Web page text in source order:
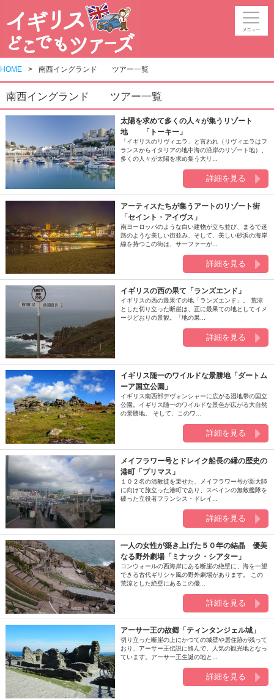
HOME 南西イングランド ツアー一覧
南西イングランド ツアー一覧
太陽を求めて多くの人々が集うリゾート
地 「トーキー」
「イギリスのリヴィエラ」と言われ（リヴィエラはフ
ランスからイタリアの地中海の沿岸のリゾート地）、
多くの人々が太陽を求め集う大リ...
詳細を見る
アーティスたちが集うアートのリゾート街
「セイント・アイヴス」
南ヨーロッパのような白い建物が立ち並び、まるで迷
路のような美しい街並み、そして、美しい砂浜の海岸
線を持つこの街は、サーファーが...
詳細を見る
イギリスの西の果て「ランズエンド」
イギリスの西の最果ての地「ランズエンド」。 荒涼
とした切り立った断崖は、正に最果ての地としてイメ
ージどおりの景観。「地の果...
詳細を見る
イギリス随一のワイルドな景勝地「ダートム
ーア国立公園」
イギリス南西部デヴォンシャーに広がる湿地帯の国立
公園。イギリス随一のワイルドな景色が広がる大自然
の景勝地。 そして、このワ...
詳細を見る
メイフラワー号とドレイク船長の縁の歴史の
港町「プリマス」
１０２名の清教徒を乗せた、メイフラワー号が新大陸
に向けて旅立った港町であり、スペインの無敵艦隊を
破った立役者フランシス・ドレイ...
詳細を見る
一人の女性が築き上げた５０年の結晶 優美
なる野外劇場「ミナック・シアター」
コンウォールの西海岸にある断崖の絶壁に、海を一望
できる古代ギリシャ風の野外劇場があります。 この
荒涼とした絶壁にあるこの優...
詳細を見る
アーサー王の故郷「ティンタンジェル城」
切り立った断崖の上にかつての城壁や居住跡が残って
おり、アーサー王伝説に絡んで、人気の観光地となっ
ています。アーサー王生誕の地と...
詳細を見る